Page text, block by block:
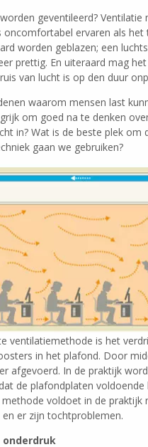
geventileerd?
ervaren als
worden geblazen; een
prettig. En uiteraard mag
van lucht is op den duur
waarom mensen last
om goed na te denken
in? Wat is de beste plek om
gaan we gebruiken?
ventilatiemethode is het
in het plafond. Door
afgevoerd. In de praktijk
de plafondplaten
voldoet in de praktijk
er zijn tochtproblemen.
onderdruk